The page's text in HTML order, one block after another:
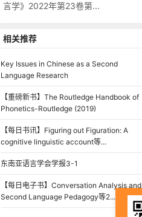
言学》2022年第23卷第...
相关推荐
Key Issues in Chinese as a Second
Language Research
【重磅新书】The Routledge Handbook of
Phonetics-Routledge (2019)
【每日书讯】Figuring out Figuration: A
cognitive linguistic account等...
东南亚语言学会学报3-1
【每日电子书】Conversation Analysis and
Second Language Pedagogy等2...